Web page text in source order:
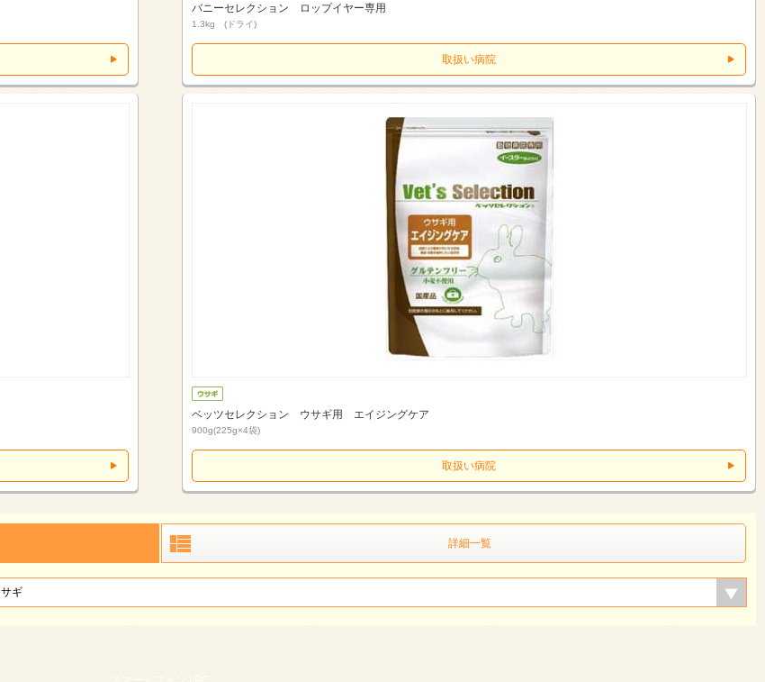
バニーセレクション ロップイヤー専用
1.3kg (ドライ)
取扱い病院
ベッツセレクション ウサギ用 エイジングケア
900g(225g×4袋)
取扱い病院
詳細一覧